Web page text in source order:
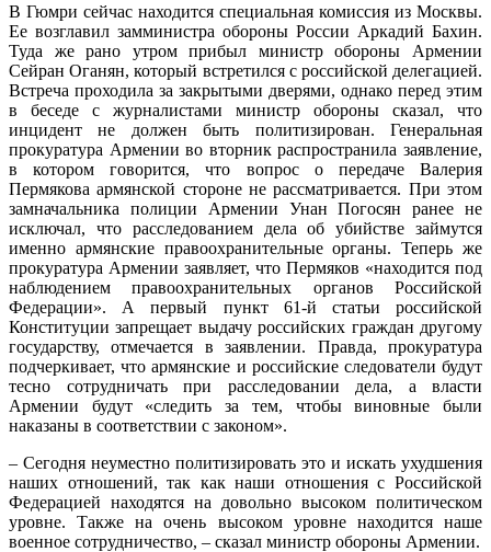
В Гюмри сейчас находится специальная комиссия из Москвы.
Ее возглавил замминистра обороны России Аркадий Бахин.
Туда же рано утром прибыл министр обороны Армении
Сейран Оганян, который встретился с российской делегацией.
Встреча проходила за закрытыми дверями, однако перед этим
в беседе с журналистами министр обороны сказал, что
инцидент не должен быть политизирован. Генеральная
прокуратура Армении во вторник распространила заявление,
в котором говорится, что вопрос о передаче Валерия
Пермякова армянской стороне не рассматривается. При этом
замначальника полиции Армении Унан Погосян ранее не
исключал, что расследованием дела об убийстве займутся
именно армянские правоохранительные органы. Теперь же
прокуратура Армении заявляет, что Пермяков «находится под
наблюдением правоохранительных органов Российской
Федерации». А первый пункт 61-й статьи российской
Конституции запрещает выдачу российских граждан другому
государству, отмечается в заявлении. Правда, прокуратура
подчеркивает, что армянские и российские следователи будут
тесно сотрудничать при расследовании дела, а власти
Армении будут «следить за тем, чтобы виновные были
наказаны в соответствии с законом».
– Сегодня неуместно политизировать это и искать ухудшения
наших отношений, так как наши отношения с Российской
Федерацией находятся на довольно высоком политическом
уровне. Также на очень высоком уровне находится наше
военное сотрудничество, – сказал министр обороны Армении.